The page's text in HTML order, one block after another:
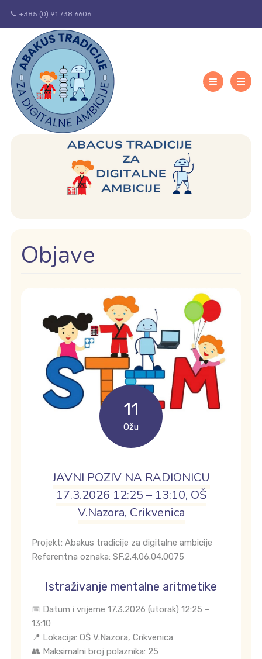
+385 (0) 91 738 6606
Objave
11
Ožu
JAVNI POZIV NA RADIONICU
17.3.2026 12:25 – 13:10, OŠ
V.Nazora, Crikvenica
Projekt: Abakus tradicije za digitalne ambicije
Referentna oznaka: SF.2.4.06.04.0075
Istraživanje mentalne aritmetike
📅 Datum i vrijeme 17.3.2026 (utorak) 12:25 –
13:10
📍 Lokacija: OŠ V.Nazora, Crikvenica
👥 Maksimalni broj polaznika: 25